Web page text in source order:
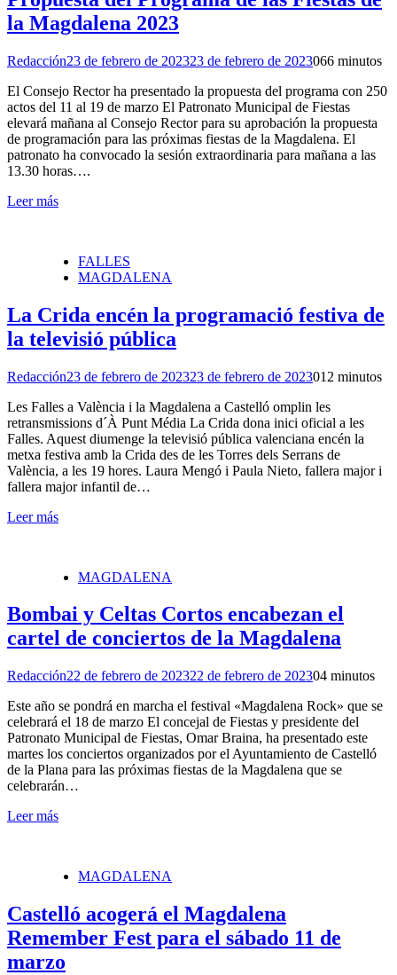
la Magdalena 2023
Redacción23 de febrero de 202323 de febrero de 2023066 minutos
El Consejo Rector ha presentado la propuesta del programa con 250
actos del 11 al 19 de marzo El Patronato Municipal de Fiestas
elevará mañana al Consejo Rector para su aprobación la propuesta
de programación para las próximas fiestas de la Magdalena. El
patronato ha convocado la sesión extraordinaria para mañana a las
13.30 horas….
Leer más
FALLES
MAGDALENA
La Crida encén la programació festiva de
la televisió pública
Redacción23 de febrero de 202323 de febrero de 2023012 minutos
Les Falles a València i la Magdalena a Castelló omplin les
retransmissions d´À Punt Média La Crida dona inici oficial a les
Falles. Aquest diumenge la televisió pública valenciana encén la
metxa festiva amb la Crida des de les Torres dels Serrans de
València, a les 19 hores. Laura Mengó i Paula Nieto, fallera major i
fallera major infantil de…
Leer más
MAGDALENA
Bombai y Celtas Cortos encabezan el
cartel de conciertos de la Magdalena
Redacción22 de febrero de 202322 de febrero de 202304 minutos
Este año se pondrá en marcha el festival «Magdalena Rock» que se
celebrará el 18 de marzo El concejal de Fiestas y presidente del
Patronato Municipal de Fiestas, Omar Braina, ha presentado este
martes los conciertos organizados por el Ayuntamiento de Castelló
de la Plana para las próximas fiestas de la Magdalena que se
celebrarán…
Leer más
MAGDALENA
Castelló acogerá el Magdalena
Remember Fest para el sábado 11 de
marzo